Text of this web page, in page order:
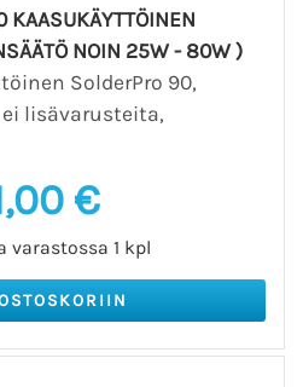
KAASUKÄYTTÖINEN
NOIN 25W - 80W )
SolderPro 90,
lisävarusteita,
€
varastossa 1 kpl